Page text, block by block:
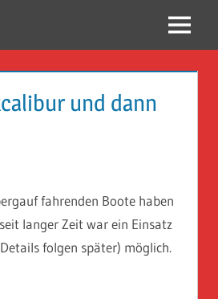
Menü
und dann
fahrenden Boote haben
langer Zeit war ein Einsatz
folgen später) möglich.